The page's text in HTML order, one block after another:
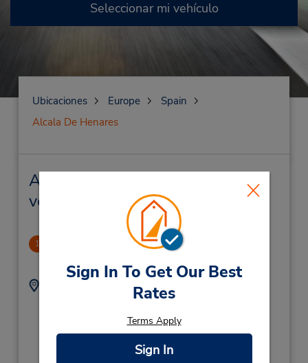
Sign In To Get Our Best
Rates
Terms Apply
Sign In
Seleccionar mi vehículo
Ubicaciones Europe
Spain
Alcala De Henares
Alcala De Henares Alquiler de
vehículos y oficinas cercanas
1
Dirección:
Hotel Alcala Plaza Hita